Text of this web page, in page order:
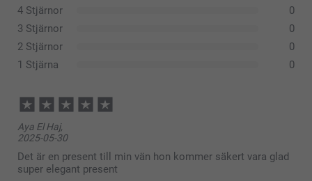
4 Stjärnor
0
3 Stjärnor
0
2 Stjärnor
0
1 Stjärna
0
Aya El Haj,
2025-05-30
Det är en present till min vän hon kommer säkert vara glad
super elegant present